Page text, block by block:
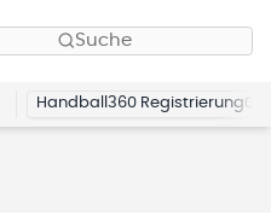
Suche
Handball360 Registrierung